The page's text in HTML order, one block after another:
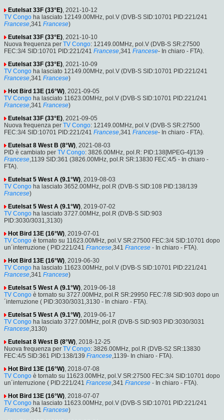
Eutelsat 33F (33°E), 2021-10-12
TV Congo ha lasciato 12149.00MHz, pol.V (DVB-S SID:10701 PID:221/241
Francese,341 Francese)
Eutelsat 33F (33°E), 2021-10-10
Nuova frequenza per TV Congo: 12149.00MHz, pol.V (DVB-S SR:27500
FEC:3/4 SID:10701 PID:221/241 Francese,341 Francese- In chiaro - FTA).
Eutelsat 33F (33°E), 2021-10-09
TV Congo ha lasciato 12149.00MHz, pol.V (DVB-S SID:10701 PID:221/241
Francese,341 Francese)
Hot Bird 13E (16°W), 2021-09-05
TV Congo ha lasciato 11623.00MHz, pol.V (DVB-S SID:10701 PID:221/241
Francese,341 Francese)
Eutelsat 33F (33°E), 2021-09-05
Nuova frequenza per TV Congo: 12149.00MHz, pol.V (DVB-S SR:27500
FEC:3/4 SID:10701 PID:221/241 Francese,341 Francese- In chiaro - FTA).
Eutelsat 8 West B (8°W), 2021-08-03
PID è cambiato per TV Congo: 3826.00MHz, pol.R: PID:138[MPEG-4]/139
Francese,1139 SID:361 (3826.00MHz, pol.R SR:13830 FEC:4/5 - In chiaro -
FTA).
Eutelsat 5 West A (9.1°W), 2019-08-03
TV Congo ha lasciato 3652.00MHz, pol.R (DVB-S SID:108 PID:138/139
Francese)
Eutelsat 5 West A (9.1°W), 2019-07-02
TV Congo ha lasciato 3727.00MHz, pol.R (DVB-S SID:903
PID:3030/3031,3130)
Hot Bird 13E (16°W), 2019-07-01
TV Congo è tornato su 11623.00MHz, pol.V SR:27500 FEC:3/4 SID:10701 dopo
un´interruzione ( PID:221/241 Francese,341 Francese - In chiaro - FTA).
Hot Bird 13E (16°W), 2019-06-30
TV Congo ha lasciato 11623.00MHz, pol.V (DVB-S SID:10701 PID:221/241
Francese,341 Francese)
Eutelsat 5 West A (9.1°W), 2019-06-18
TV Congo è tornato su 3727.00MHz, pol.R SR:29950 FEC:7/8 SID:903 dopo un
´interruzione ( PID:3030/3031,3130 - In chiaro - FTA).
Eutelsat 5 West A (9.1°W), 2019-06-17
TV Congo ha lasciato 3727.00MHz, pol.R (DVB-S SID:903 PID:3030/3031
Francese,3130)
Eutelsat 8 West B (8°W), 2018-12-25
Nuova frequenza per TV Congo: 3826.00MHz, pol.R (DVB-S2 SR:13830
FEC:4/5 SID:361 PID:138/139 Francese,1139- In chiaro - FTA).
Hot Bird 13E (16°W), 2018-07-08
TV Congo è tornato su 11623.00MHz, pol.V SR:27500 FEC:3/4 SID:10701 dopo
un´interruzione ( PID:221/241 Francese,341 Francese - In chiaro - FTA).
Hot Bird 13E (16°W), 2018-07-07
TV Congo ha lasciato 11623.00MHz, pol.V (DVB-S SID:10701 PID:221/241
Francese,341 Francese)